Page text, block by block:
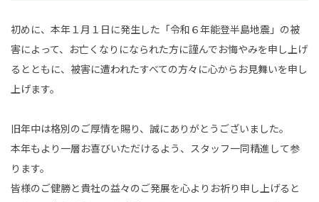
初めに、本年１月１日に発生した「令和６年能登半島地震」の被
害によって、お亡くなりになられた方に謹んでお悔やみを申し上げ
るとともに、被害に遭われたすべての方々に心からお見舞いを申し
上げます。
旧年中は格別のご厚情を賜り、誠にありがとうございました。
本年もより一層お喜びいただけるよう、スタッフ一同精進して参
ります。
皆様のご健勝と貴社の益々のご発展を心よりお祈り申し上げると
SDGsの取組
事業内容
建築部門
融雪部門